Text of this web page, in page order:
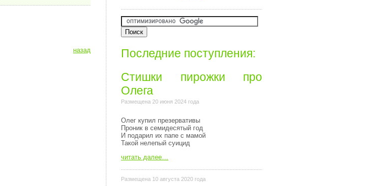
назад
Последние поступления:
Стишки пирожки про
Олега⁠⁠
Размещена 20 июня 2024 года
Олег купил презервативы
Проник в семидесятый год
И подарил их папе с мамой
Такой нелепый суицид
читать далее…
Размещена 10 августа 2020 года